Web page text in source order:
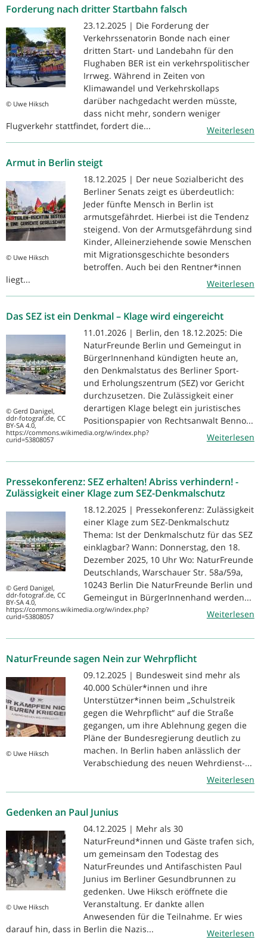
Forderung nach dritter Startbahn falsch
© Uwe Hiksch
23.12.2025 | Die Forderung der
Verkehrssenatorin Bonde nach einer
dritten Start- und Landebahn für den
Flughaben BER ist ein verkehrspolitischer
Irrweg. Während in Zeiten von
Klimawandel und Verkehrskollaps
darüber nachgedacht werden müsste,
dass nicht mehr, sondern weniger
Flugverkehr stattfindet, fordert die...
Weiterlesen
Armut in Berlin steigt
© Uwe Hiksch
18.12.2025 | Der neue Sozialbericht des
Berliner Senats zeigt es überdeutlich:
Jeder fünfte Mensch in Berlin ist
armutsgefährdet. Hierbei ist die Tendenz
steigend. Von der Armutsgefährdung sind
Kinder, Alleinerziehende sowie Menschen
mit Migrationsgeschichte besonders
betroffen. Auch bei den Rentner*innen
liegt...
Weiterlesen
Das SEZ ist ein Denkmal – Klage wird eingereicht
© Gerd Danigel,
ddr-fotograf.de, CC
BY-SA 4.0,
https://commons.wikimedia.org/w/index.php?
curid=53808057
11.01.2026 | Berlin, den 18.12.2025: Die
NaturFreunde Berlin und Gemeingut in
BürgerInnenhand kündigten heute an,
den Denkmalstatus des Berliner Sport-
und Erholungszentrum (SEZ) vor Gericht
durchzusetzen. Die Zulässigkeit einer
derartigen Klage belegt ein juristisches
Positionspapier von Rechtsanwalt Benno...
Weiterlesen
Pressekonferenz: SEZ erhalten! Abriss verhindern! -
Zulässigkeit einer Klage zum SEZ-Denkmalschutz
© Gerd Danigel,
ddr-fotograf.de, CC
BY-SA 4.0,
https://commons.wikimedia.org/w/index.php?
curid=53808057
18.12.2025 | Pressekonferenz: Zulässigkeit
einer Klage zum SEZ-Denkmalschutz
Thema: Ist der Denkmalschutz für das SEZ
einklagbar? Wann: Donnerstag, den 18.
Dezember 2025, 10 Uhr Wo: NaturFreunde
Deutschlands, Warschauer Str. 58a/59a,
10243 Berlin Die NaturFreunde Berlin und
Gemeingut in BürgerInnenhand werden...
Weiterlesen
NaturFreunde sagen Nein zur Wehrpflicht
© Uwe Hiksch
09.12.2025 | Bundesweit sind mehr als
40.000 Schüler*innen und ihre
Unterstützer*innen beim „Schulstreik
gegen die Wehrpflicht“ auf die Straße
gegangen, um ihre Ablehnung gegen die
Pläne der Bundesregierung deutlich zu
machen. In Berlin haben anlässlich der
Verabschiedung des neuen Wehrdienst-...
Weiterlesen
Gedenken an Paul Junius
© Uwe Hiksch
04.12.2025 | Mehr als 30
NaturFreund*innen und Gäste trafen sich,
um gemeinsam den Todestag des
NaturFreundes und Antifaschisten Paul
Junius im Berliner Gesundbrunnen zu
gedenken. Uwe Hiksch eröffnete die
Veranstaltung. Er dankte allen
Anwesenden für die Teilnahme. Er wies
darauf hin, dass in Berlin die Nazis...
Weiterlesen